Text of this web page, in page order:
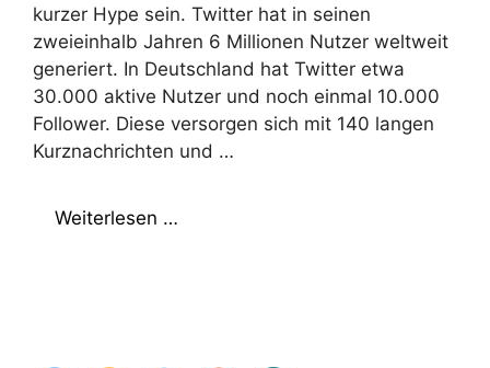
kurzer Hype sein. Twitter hat in seinen
zweieinhalb Jahren 6 Millionen Nutzer weltweit
generiert. In Deutschland hat Twitter etwa
30.000 aktive Nutzer und noch einmal 10.000
Follower. Diese versorgen sich mit 140 langen
Kurznachrichten und …
Weiterlesen …